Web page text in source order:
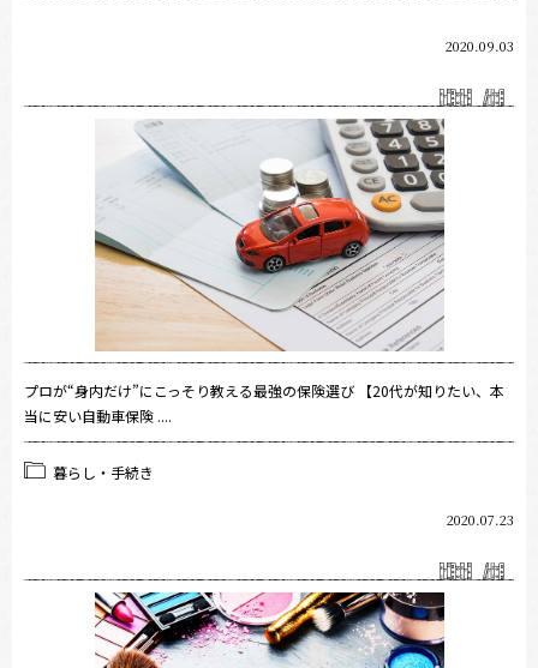
2020.09.03
プロが“身内だけ”にこっそり教える最強の保険選び 【20代が知りたい、本
当に安い自動車保険 ....
暮らし・手続き
2020.07.23